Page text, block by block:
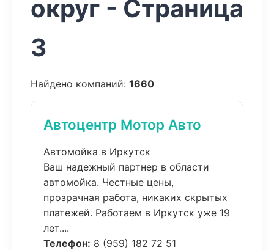
округ - Страница
3
Найдено компаний: 1660
Автоцентр Мотор Авто
Автомойка в Иркутск
Ваш надежный партнер в области
автомойка. Честные цены,
прозрачная работа, никаких скрытых
платежей. Работаем в Иркутск уже 19
лет....
Телефон: 8 (959) 182 72 51